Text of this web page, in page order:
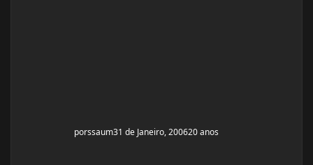
porssaum31 de Janeiro, 200620 anos